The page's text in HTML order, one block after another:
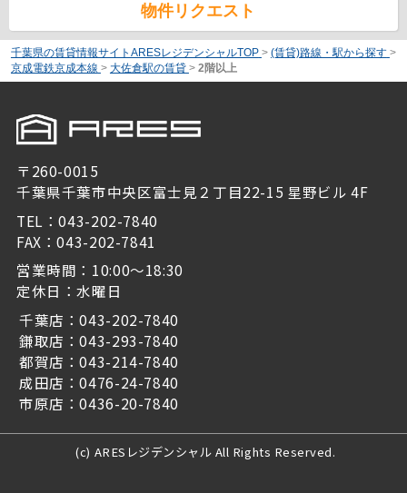
物件リクエスト
千葉県の賃貸情報サイトARESレジデンシャルTOP > (賃貸)路線・駅から探す >
京成電鉄京成本線 > 大佐倉駅の賃貸 > 2階以上
〒260-0015
千葉県千葉市中央区富士見２丁目22-15 星野ビル 4F
TEL：043-202-7840
FAX：043-202-7841
営業時間：10:00～18:30
定休日：水曜日
千葉店：043-202-7840
鎌取店：043-293-7840
都賀店：043-214-7840
成田店：0476-24-7840
市原店：0436-20-7840
(c) ARESレジデンシャル All Rights Reserved.